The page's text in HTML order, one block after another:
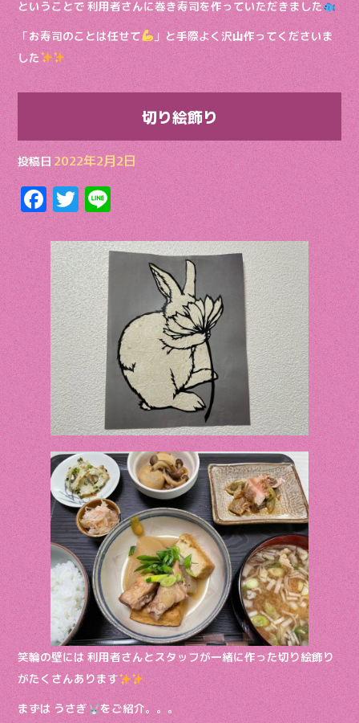
ということで 利用者さんに巻き寿司を作っていただきました
「お寿司のことは任せて
」と手際よく沢山作ってくださいま
した
切り絵飾り
投稿日2022年2月2日
F
ac
e
b
o
o
k
T
w
itt
er
Li
n
e
笑輪の壁には 利用者さんとスタッフが一緒に作った切り絵飾り
がたくさんあります
まずは うさぎ
をご紹介。。。